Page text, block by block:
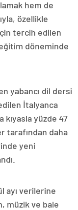
hem de
özellikle
tercih edilen
döneminde
yabancı dil dersi
İtalyanca
yüzde 47
tarafından daha
yeni
ayı verilerine
müzik ve bale